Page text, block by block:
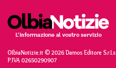
OlbiaNotizie.it © 2026 Damos Editore S.r.l.s
P.IVA 02650290907